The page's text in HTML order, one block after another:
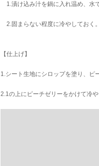
1.漬け込み汁を鍋に入れ温め、水
2.固まらない程度に冷やしておく
【仕上げ】
1.シート生地にシロップを塗り、ピ
2.1の上にピーチゼリーをかけて冷